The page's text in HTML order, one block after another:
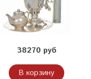
38270 руб
В корзину